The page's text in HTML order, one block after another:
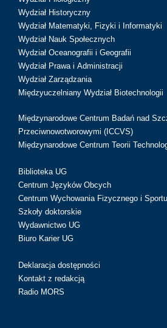
Wydział Historyczny
Wydział Matematyki, Fizyki i Informatyki
Wydział Nauk Społecznych
Wydział Oceanografii i Geografii
Wydział Prawa i Administracji
Wydział Zarządzania
Międzyuczelniany Wydział Biotechnologii
Międzynarodowe Centrum Badań nad
Przeciwnowotworowymi (ICCVS)
Międzynarodowe Centrum Teorii
Biblioteka UG
Centrum Języków Obcych
Centrum Wychowania Fizycznego i Sportu
Szkoły doktorskie
Wydawnictwo UG
Biuro Karier UG
Deklaracja dostępności
Kontakt z redakcją
Radio MORS